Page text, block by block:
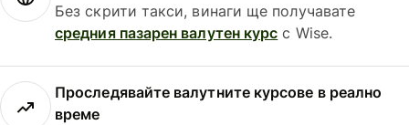
Без скрити такси, винаги ще получавате
средния пазарен валутен курс с Wise.
Проследявайте валутните курсове в реално
време